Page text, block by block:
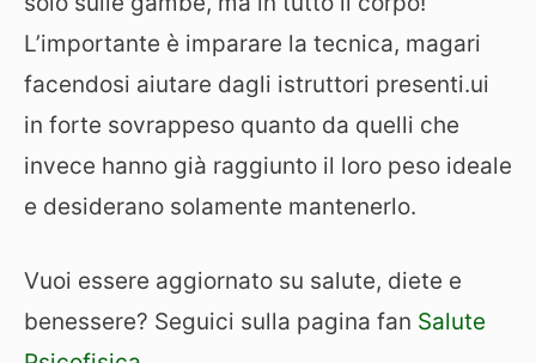
L’importante è imparare la tecnica, magari
facendosi aiutare dagli istruttori presenti.ui
in forte sovrappeso quanto da quelli che
invece hanno già raggiunto il loro peso ideale
e desiderano solamente mantenerlo.
Vuoi essere aggiornato su salute, diete e
benessere? Seguici sulla pagina fan Salute